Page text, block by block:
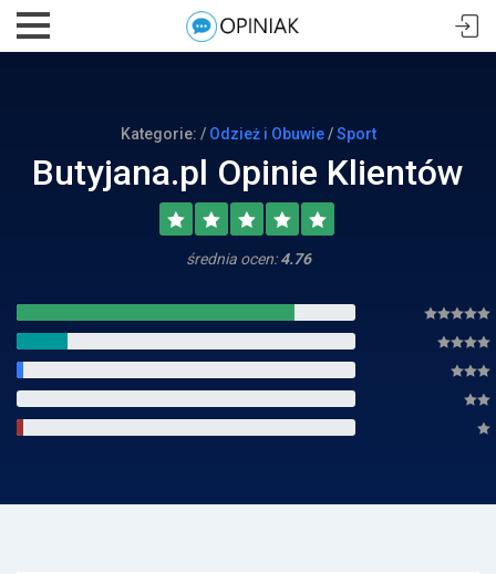
Kategorie: / Odzież i Obuwie/Sport
Butyjana.pl Opinie Klientów
średnia ocen:4.76